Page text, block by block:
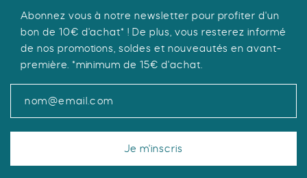
Abonnez vous à notre newsletter pour profiter d'un
bon de 10€ d'achat* ! De plus, vous resterez informé
de nos promotions, soldes et nouveautés en avant-
première. *minimum de 15€ d'achat.
Je m'inscris